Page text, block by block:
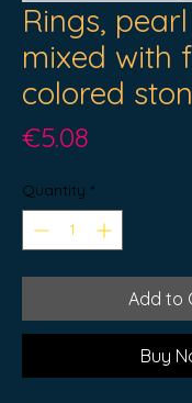
Rings,
mixed with
colored
€5.08
Quantity *
Add to
Buy